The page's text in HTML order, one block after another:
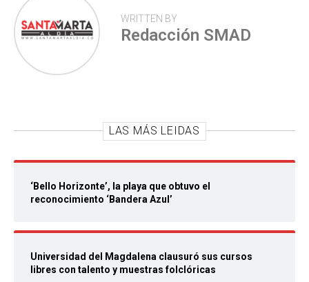
WRITTEN BY
Redacción SMAD
LAS MÁS LEIDAS
‘Bello Horizonte’, la playa que obtuvo el
reconocimiento ‘Bandera Azul’
Universidad del Magdalena clausuró sus cursos
libres con talento y muestras folclóricas